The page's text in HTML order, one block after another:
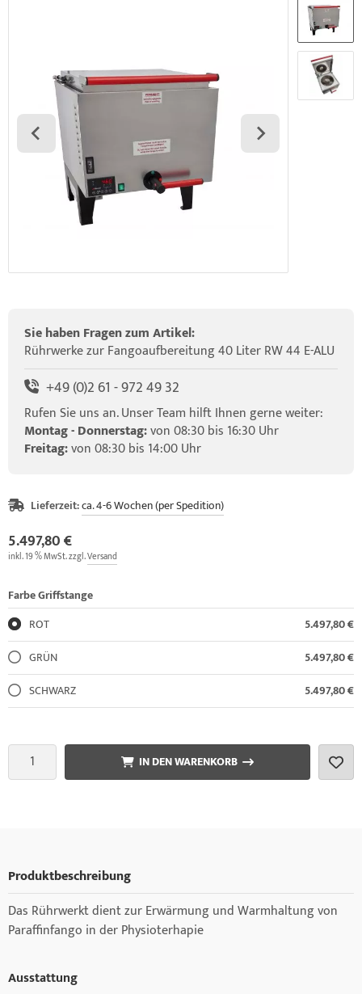
Sie haben Fragen zum Artikel:
Rührwerke zur Fangoaufbereitung 40 Liter RW 44 E-ALU
+49 (0)2 61 - 972 49 32
Rufen Sie uns an. Unser Team hilft Ihnen gerne weiter:
Montag - Donnerstag:von 08:30 bis 16:30 Uhr
Freitag:von 08:30 bis 14:00 Uhr
Lieferzeit:ca. 4-6 Wochen (per Spedition)
5.497,80 €
inkl. 19 % MwSt. zzgl.Versand
Farbe Griffstange
ROT
5.497,80 €
GRÜN
5.497,80 €
SCHWARZ
5.497,80 €
IN DEN WARENKORB
Produktbeschreibung
Das Rührwerkt dient zur Erwärmung und Warmhaltung von
Paraffinfango in der Physioterhapie
Ausstattung
Vintage Series
Trainingstische